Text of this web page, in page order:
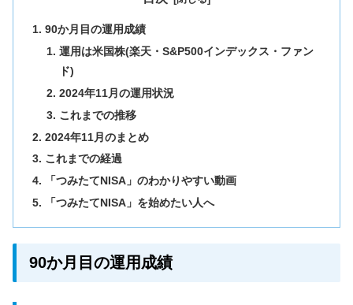
90か月目の運用成績
運用は米国株(楽天・S&P500インデックス・ファン
ド)
2024年11月の運用状況
これまでの推移
2024年11月のまとめ
これまでの経過
「つみたてNISA」のわかりやすい動画
「つみたてNISA」を始めたい人へ
90か月目の運用成績